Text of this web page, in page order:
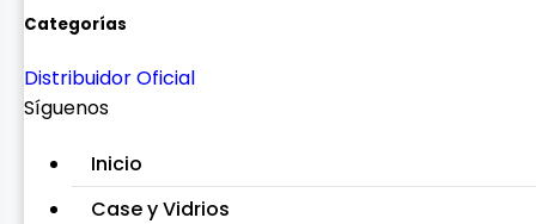
Categorías
Distribuidor Oficial
Síguenos
Inicio
Case y Vidrios